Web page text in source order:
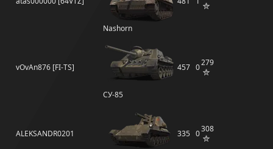
Nashorn
vOvAn876 [FI-TS]
СУ-85
457 0279
ALEKSANDR0201 335 0308